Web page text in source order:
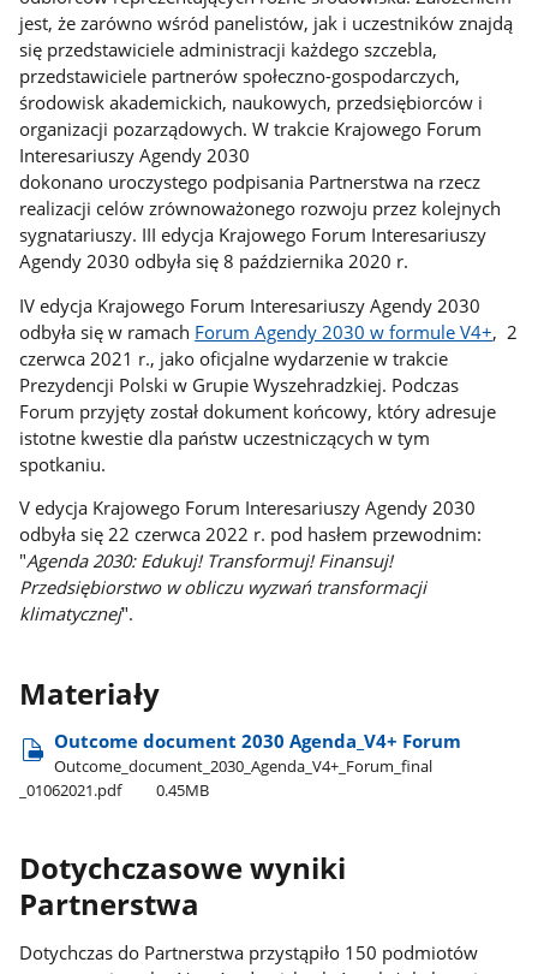
jest, że zarówno wśród panelistów, jak i uczestników znajdą
się przedstawiciele administracji każdego szczebla,
przedstawiciele partnerów społeczno-gospodarczych,
środowisk akademickich, naukowych, przedsiębiorców i
organizacji pozarządowych. W trakcie Krajowego Forum
Interesariuszy Agendy 2030
dokonano uroczystego podpisania Partnerstwa na rzecz
realizacji celów zrównoważonego rozwoju przez kolejnych
sygnatariuszy. III edycja Krajowego Forum Interesariuszy
Agendy 2030 odbyła się 8 października 2020 r.
IV edycja Krajowego Forum Interesariuszy Agendy 2030
odbyła się w ramach Forum Agendy 2030 w formule V4+, 2
czerwca 2021 r., jako oficjalne wydarzenie w trakcie
Prezydencji Polski w Grupie Wyszehradzkiej. Podczas
Forum przyjęty został dokument końcowy, który adresuje
istotne kwestie dla państw uczestniczących w tym
spotkaniu.
V edycja Krajowego Forum Interesariuszy Agendy 2030
odbyła się 22 czerwca 2022 r. pod hasłem przewodnim:
"Agenda 2030: Edukuj! Transformuj! Finansuj!
Przedsiębiorstwo w obliczu wyzwań transformacji
klimatycznej".
Materiały
Outcome document 2030 Agenda​_V4+ Forum
Outcome​_document​_2030​_Agenda​_V4+​_Forum​_final​
_01062021.pdf
0.45MB
Dotychczasowe wyniki
Partnerstwa
Dotychczas do Partnerstwa przystąpiło 150 podmiotów